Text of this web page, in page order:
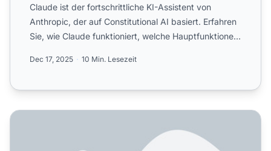
Claude ist der fortschrittliche KI-Assistent von
Anthropic, der auf Constitutional AI basiert. Erfahren
Sie, wie Claude funktioniert, welche Hauptfunktionen
Dec 17, 2025 10 Min. Lesezeit
Erfordert die Optimierung für Claude AI andere Taktiken